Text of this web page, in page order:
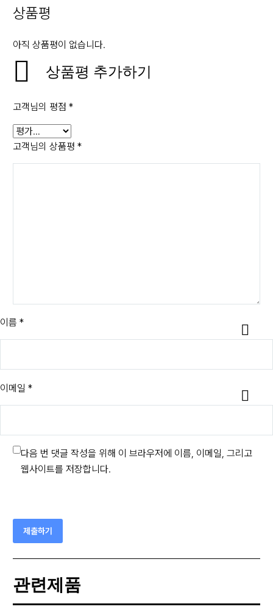
상품평
아직 상품평이 없습니다.
상품평 추가하기
고객님의 평점 *
고객님의 상품평 *
이름 *
이메일 *
다음 번 댓글 작성을 위해 이 브라우저에 이름, 이메일, 그리고
웹사이트를 저장합니다.
제출하기
관련제품